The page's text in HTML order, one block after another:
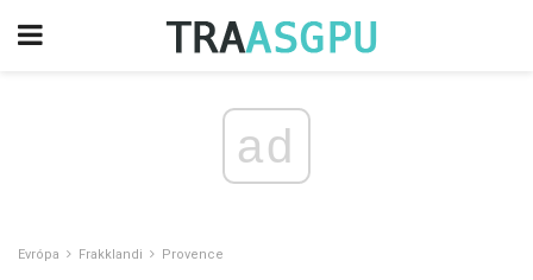
ad
Evrópa Frakklandi Provence